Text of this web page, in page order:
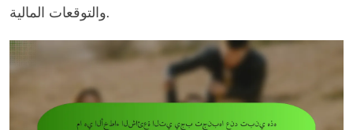
والتوقعات المالية.